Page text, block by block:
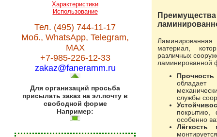
Характеристики
Использование
Тел. (495) 744-11-17
Моб., WhatsApp, Telegram,
MAX
+7-985-226-12-33
zakaz@faneramm.ru
Для организаций просьба
присылать заказ на эл.почту в
свободной форме
Например:
материал,
различных
ламинированной
обладает
службы
покрытию,
особенно
Лёгкость